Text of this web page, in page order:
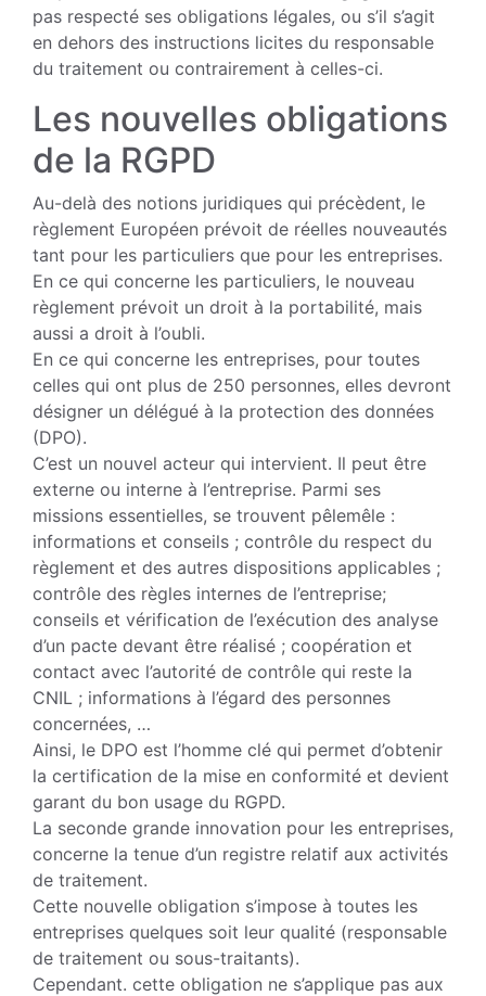
pas respecté ses obliga­tions légales, ou s’il s’agit
en dehors des instructions licites du responsable
du trai­tement ou contrairement à celles-ci.
Les nouvelles obligations
de la RGPD
Au-delà des notions juridiques qui pré­cèdent, le
règlement Européen prévoit de réelles nouveautés
tant pour les particu­liers que pour les entreprises.
En ce qui concerne les particuliers, le nouveau
règlement prévoit un droit à la portabilité, mais
aussi a droit à l’oubli.
En ce qui concerne les entreprises, pour toutes
celles qui ont plus de 250 per­sonnes, elles devront
désigner un délégué à la protection des données
(DPO).
C’est un nou­vel acteur qui intervient. Il peut être
ex­terne ou interne à l’entreprise. Parmi ses
missions essentielles, se trouvent pêle­mêle :
informations et conseils ; contrôle du respect du
règlement et des autres dispositions applicables ;
contrôle des règles internes de l’entreprise;
conseils et vérification de l’exécution des analyse
d’un pacte devant être réalisé ; coopéra­tion et
contact avec l’autorité de contrôle qui reste la
CNIL ; informations à l’égard des personnes
concernées, …
Ainsi, le DPO est l’homme clé qui permet d’obtenir
la certification de la mise en conformité et devient
garant du bon usage du RGPD.
La seconde grande innovation pour les en­treprises,
concerne la tenue d’un registre relatif aux activités
de traitement.
Cette nouvelle obligation s’impose à toutes les
entreprises quelques soit leur qualité (responsable
de traitement ou sous-traitants).
Cependant. cette obligation ne s’applique pas aux